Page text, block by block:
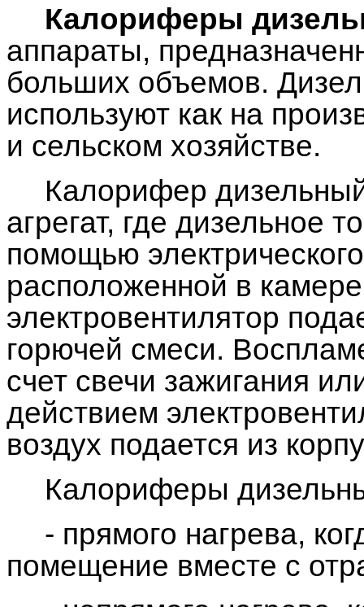
Калориферы
аппараты,
больших объемов.
используют как на
и сельском хозяйстве.
Калорифер
агрегат, где дизельное
помощью
расположенной в
электровентилятор
горючей смеси.
счет свечи зажигания
действием
воздух подается из
Калориферы
- прямого нагрева,
помещение вместе с